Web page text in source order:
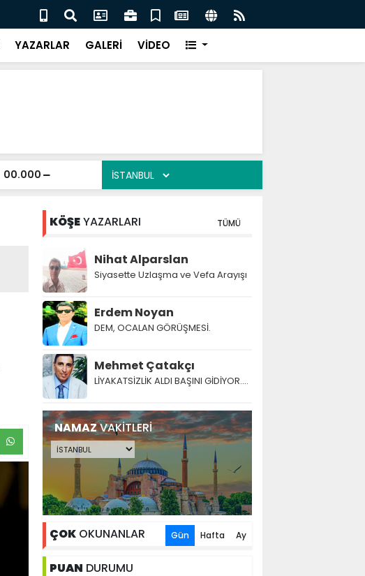
3 CHP'li belediye başkanı daha AK Parti'ye katıldı:
YAZARLAR GALERİ VİDEO
00.000
KÖŞEYAZARLARI TÜMÜ
Nihat Alparslan
Siyasette Uzlaşma ve Vefa Arayışı
Erdem Noyan
DEM, OCALAN GÖRÜŞMESİ.
Mehmet Çatakçı
LİYAKATSİZLİK ALDI BAŞINI GİDİYOR....
NAMAZVAKİTLERİ
ÇOK OKUNANLAR Gün Hafta Ay
PUAN DURUMU